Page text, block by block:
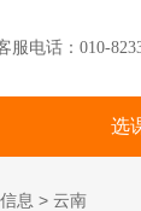
服电话：010-
选
息 > 云南